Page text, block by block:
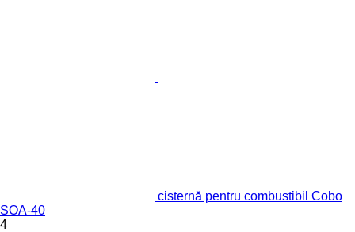
cisternă pentru combustibil Cobo
SOA-40
4